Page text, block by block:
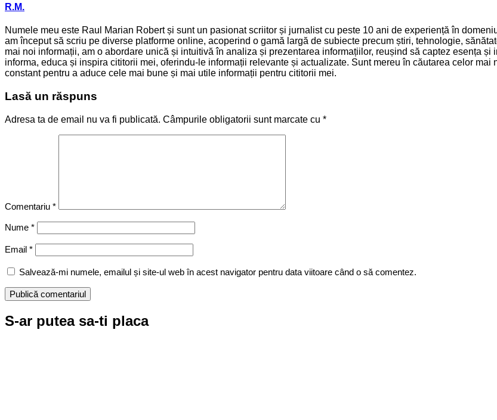
R.M.
Numele meu este Raul Marian Robert și sunt un pasionat scriitor și jurnalist cu peste 10 ani de experiență în
am început să scriu pe diverse platforme online, acoperind o gamă largă de subiecte precum știri, tehnologie,
mai noi informații, am o abordare unică și intuitivă în analiza și prezentarea informațiilor, reușind să captez esența
informa, educa și inspira cititorii mei, oferindu-le informații relevante și actualizate. Sunt mereu în căutarea celor
constant pentru a aduce cele mai bune și mai utile informații pentru cititorii mei.
Lasă un răspuns
Adresa ta de email nu va fi publicată. Câmpurile obligatorii sunt marcate cu *
Comentariu *
Nume *
Email *
Salvează-mi numele, emailul și site-ul web în acest navigator pentru data viitoare când o să comentez.
S-ar putea sa-ti placa